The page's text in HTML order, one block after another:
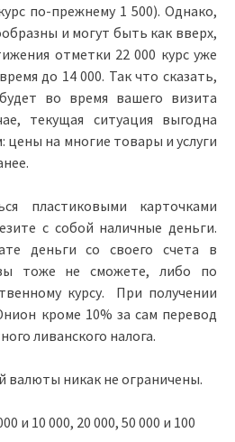
по-прежнему 1 500). Однако,
и могут быть как вверх,
отметки 22 000 курс уже
до 14 000. Так что сказать,
во время вашего визита
текущая ситуация выгодна
цены на многие товары и услуги
пластиковыми карточками
с собой наличные деньги.
деньги со своего счета в
тоже не сможете, либо по
курсу. При получении
кроме 10% за сам перевод
ливанского налога.
валюты никак не ограничены.
и 10 000, 20 000, 50 000 и 100